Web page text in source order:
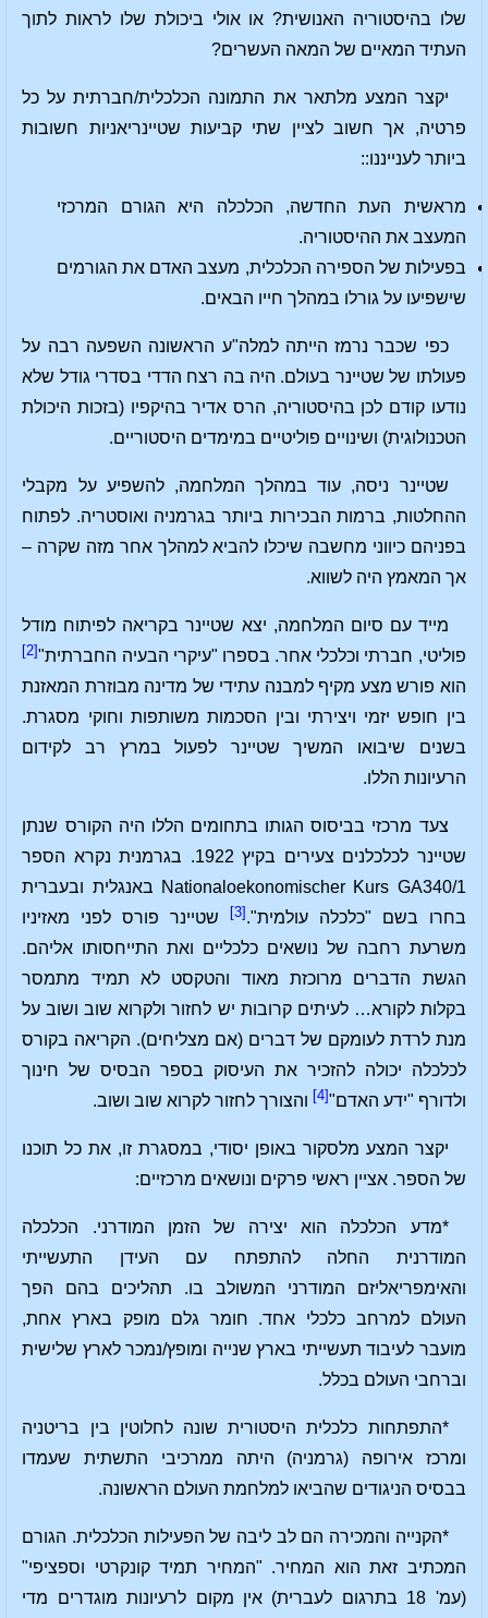
שלו בהיסטוריה האנושית? או אולי ביכולת שלו לראות לתוך
העתיד המאיים של המאה העשרים?
יקצר המצע מלתאר את התמונה הכלכלית/חברתית על כל
פרטיה, אך חשוב לציין שתי קביעות שטיינריאניות חשובות
ביותר לענייננו::
מראשית העת החדשה, הכלכלה היא הגורם המרכזי
המעצב את ההיסטוריה.
בפעילות של הספירה הכלכלית, מעצב האדם את הגורמים
שישפיעו על גורלו במהלך חייו הבאים.
כפי שכבר נרמז הייתה למלה"ע הראשונה השפעה רבה על
פעולתו של שטיינר בעולם. היה בה רצח הדדי בסדרי גודל שלא
נודעו קודם לכן בהיסטוריה, הרס אדיר בהיקפיו (בזכות היכולת
הטכנולוגית) ושינויים פוליטיים במימדים היסטוריים.
שטיינר ניסה, עוד במהלך המלחמה, להשפיע על מקבלי
ההחלטות, ברמות הבכירות ביותר בגרמניה ואוסטריה. לפתוח
בפניהם כיווני מחשבה שיכלו להביא למהלך אחר מזה שקרה –
אך המאמץ היה לשווא.
מייד עם סיום המלחמה, יצא שטיינר בקריאה לפיתוח מודל
פוליטי, חברתי וכלכלי אחר. בספרו "עיקרי הבעיה החברתית"[2]
הוא פורש מצע מקיף למבנה עתידי של מדינה מבוזרת המאזנת
בין חופש יזמי ויצירתי ובין הסכמות משותפות וחוקי מסגרת.
בשנים שיבואו המשיך שטיינר לפעול במרץ רב לקידום
הרעיונות הללו.
צעד מרכזי בביסוס הגותו בתחומים הללו היה הקורס שנתן
שטיינר לכלכלנים צעירים בקיץ 1922. בגרמנית נקרא הספר
Nationaloekonomischer Kurs GA340/1 באנגלית ובעברית
בחרו בשם "כלכלה עולמית". [3]
שטיינר פורס לפני מאזיניו
משרעת רחבה של נושאים כלכליים ואת התייחסותו אליהם.
הגשת הדברים מרוכזת מאוד והטקסט לא תמיד מתמסר
בקלות לקורא… לעיתים קרובות יש לחזור ולקרוא שוב ושוב על
מנת לרדת לעומקם של דברים (אם מצליחים). הקריאה בקורס
לכלכלה יכולה להזכיר את העיסוק בספר הבסיס של חינוך
ולדורף "ידע האדם"[4] והצורך לחזור לקרוא שוב ושוב.
יקצר המצע מלסקור באופן יסודי, במסגרת זו, את כל תוכנו
של הספר. אציין ראשי פרקים ונושאים מרכזיים:
*מדע הכלכלה הוא יצירה של הזמן המודרני. הכלכלה
המודרנית החלה להתפתח עם העידן התעשייתי
והאימפריאליזם המודרני המשולב בו. תהליכים בהם הפך
העולם למרחב כלכלי אחד. חומר גלם מופק בארץ אחת,
מועבר לעיבוד תעשייתי בארץ שנייה ומופץ/נמכר לארץ שלישית
וברחבי העולם בכלל.
*התפתחות כלכלית היסטורית שונה לחלוטין בין בריטניה
ומרכז אירופה (גרמניה) היתה ממרכיבי התשתית שעמדו
בבסיס הניגודים שהביאו למלחמת העולם הראשונה.
*הקנייה והמכירה הם לב ליבה של הפעילות הכלכלית. הגורם
המכתיב זאת הוא המחיר. "המחיר תמיד קונקרטי וספציפי"
(עמ' 18 בתרגום לעברית) אין מקום לרעיונות מוגדרים מדי